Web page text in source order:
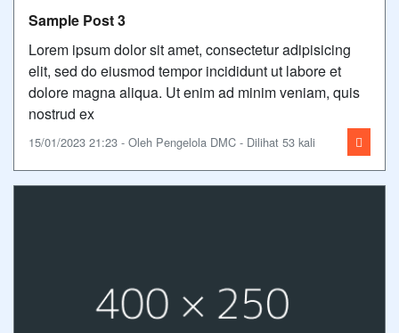
Sample Post 3
Lorem ipsum dolor sit amet, consectetur adipisicing
elit, sed do eiusmod tempor incididunt ut labore et
dolore magna aliqua. Ut enim ad minim veniam, quis
nostrud ex
15/01/2023 21:23 - Oleh Pengelola DMC - Dilihat 53 kali